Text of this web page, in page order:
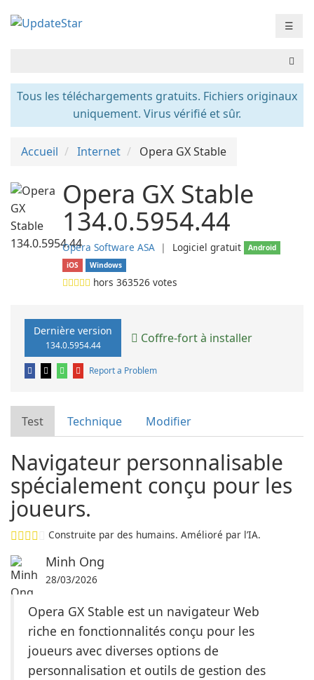
☰
Tous les téléchargements gratuits. Fichiers originaux
uniquement. Virus vérifié et sûr.
Accueil Internet Opera GX Stable
Opera GX Stable
134.0.5954.44
Opera Software ASA ❘ Logiciel gratuit
Android
iOS
Windows
hors 363526 votes
Dernière version
134.0.5954.44 Coffre-fort à installer
Report a Problem
Test Technique Modifier
Navigateur personnalisable
spécialement conçu pour les
joueurs.
Construite par des humains. Amélioré par l’IA.
Minh Ong
28/03/2026
Opera GX Stable est un navigateur Web
riche en fonctionnalités conçu pour les
joueurs avec diverses options de
personnalisation et outils de gestion des